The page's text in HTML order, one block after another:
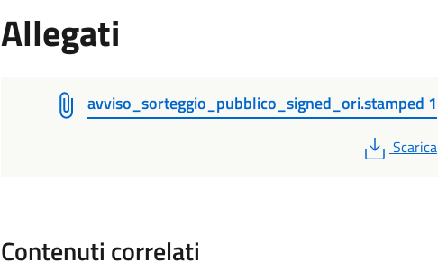
Allegati
avviso_sorteggio_pubblico_signed_ori.stamped 1
PDF
Scarica
Contenuti correlati